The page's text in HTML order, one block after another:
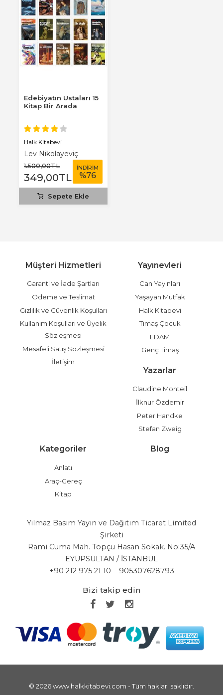
Edebiyatın Ustaları 15
Kitap Bir Arada
Halk Kitabevi
Lev Nikolayeviç
Tolstoy
1.500,00TL
349,00TL
İNDİRİM
%76
Sepete Ekle
Müşteri Hizmetleri
Garanti ve İade Şartları
Ödeme ve Teslimat
Gizlilik ve Güvenlik Koşulları
Kullanım Koşulları ve Üyelik
Sözleşmesi
Mesafeli Satış Sözleşmesi
İletişim
Yayınevleri
Can Yayınları
Yaşayan Mutfak
Halk Kitabevi
Timaş Çocuk
EDAM
Genç Timaş
Yazarlar
Claudine Monteil
İlknur Özdemir
Peter Handke
Stefan Zweig
Kategoriler
Anlatı
Araç-Gereç
Kitap
Blog
Yılmaz Basım Yayın ve Dağıtım Ticaret Limited
Şirketi
Rami Cuma Mah. Topçu Hasan Sokak. No:35/A
EYÜPSULTAN / İSTANBUL
+90 212 975 21 10
905307628793
Bizi takip edin
© 2026 www.halkkitabevi.com - Tüm hakları saklıdır.